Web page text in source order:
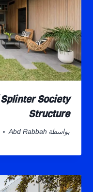
Society
Structure
بواسطة Abd Rabbah